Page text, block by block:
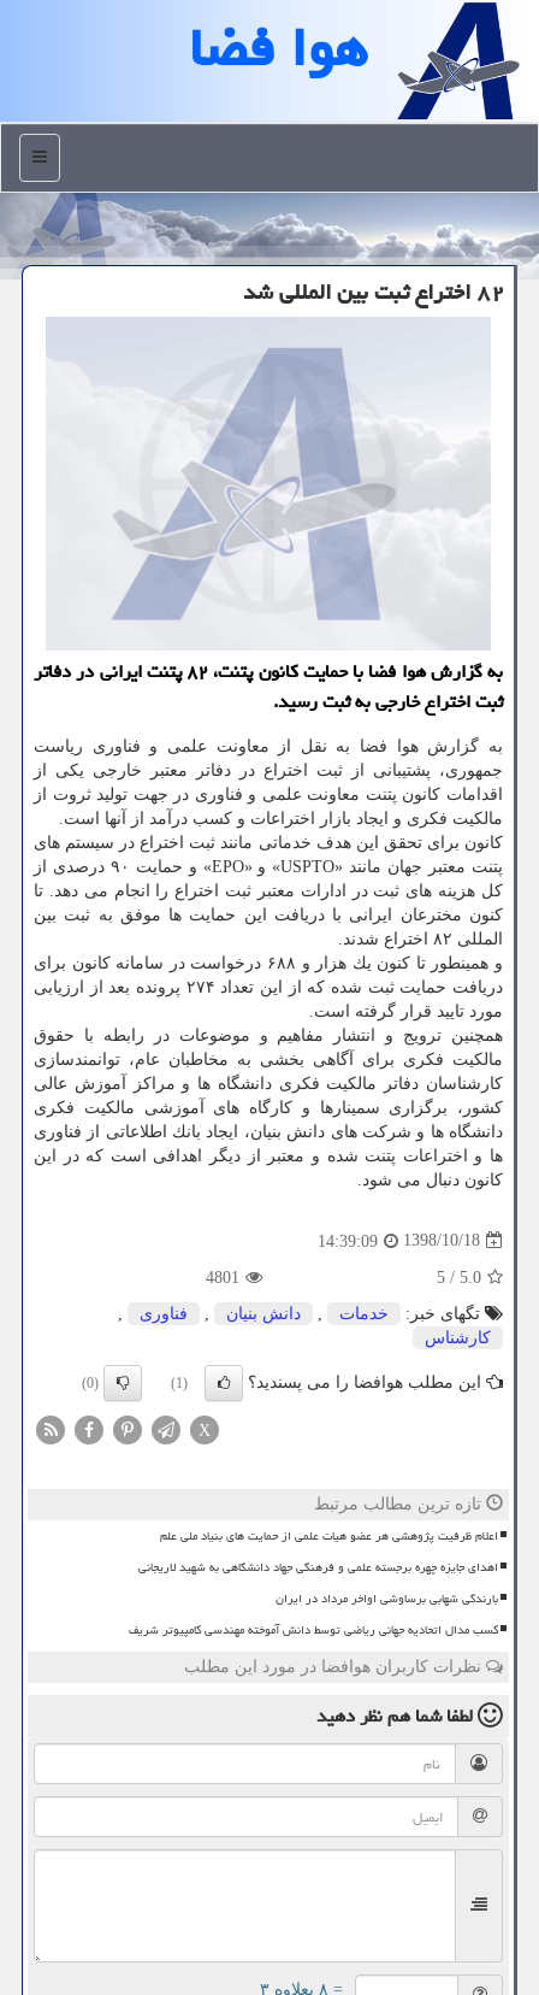
هوا فضا
منو
۸۲ اختراع ثبت بین المللی شد
به گزارش هوا فضا با حمایت كانون پتنت، ۸۲ پتنت ایرانی در دفاتر
ثبت اختراع خارجی به ثبت رسید.
به گزارش هوا فضا به نقل از معاونت علمی و فناوری ریاست
جمهوری، پشتیبانی از ثبت اختراع در دفاتر معتبر خارجی یكی از
اقدامات كانون پتنت معاونت علمی و فناوری در جهت تولید ثروت از
مالكیت فكری و ایجاد بازار اختراعات و كسب درآمد از آنها است.
كانون برای تحقق این هدف خدماتی مانند ثبت اختراع در سیستم های
پتنت معتبر جهان مانند «USPTO» و «EPO» و حمایت ۹۰ درصدی از
كل هزینه های ثبت در ادارات معتبر ثبت اختراع را انجام می دهد. تا
كنون مخترعان ایرانی با دریافت این حمایت ها موفق به ثبت بین
المللی ۸۲ اختراع شدند.
و همینطور تا كنون یك هزار و ۶۸۸ درخواست در سامانه كانون برای
دریافت حمایت ثبت شده كه از این تعداد ۲۷۴ پرونده بعد از ارزیابی
مورد تایید قرار گرفته است.
همچنین ترویج و انتشار مفاهیم و موضوعات در رابطه با حقوق
مالكیت فكری برای آگاهی بخشی به مخاطبان عام، توانمندسازی
كارشناسان دفاتر مالكیت فكری دانشگاه ها و مراكز آموزش عالی
كشور، برگزاری سمینارها و كارگاه های آموزشی مالكیت فكری
دانشگاه ها و شركت های دانش بنیان، ایجاد بانك اطلاعاتی از فناوری
ها و اختراعات پتنت شده و معتبر از دیگر اهدافی است كه در این
كانون دنبال می شود.
1398/10/18
14:39:09
5.0
/
5
4801
تگهای خبر:
خدمات , دانش بنیان , فناوری
,
كارشناس
این مطلب هوافضا را می پسندید؟ (1)
(0)
X
تازه ترین مطالب مرتبط
اعلام ظرفیت پژوهشی هر عضو هیات علمی از حمایت های بنیاد ملی علم
اهدای جایزه چهره برجسته علمی و فرهنگی جهاد دانشگاهی به شهید لاریجانی
بارندگی شهابی برساوشی اواخر مرداد در ایران
کسب مدال اتحادیه جهانی ریاضی توسط دانش آموخته مهندسی کامپیوتر شریف
نظرات کاربران هوافضا در مورد این مطلب
لطفا شما همنظر دهید
= ۸ بعلاوه ۳